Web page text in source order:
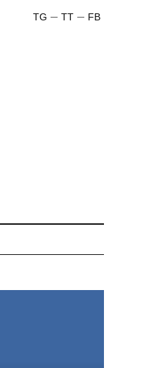
FB
TT
TG